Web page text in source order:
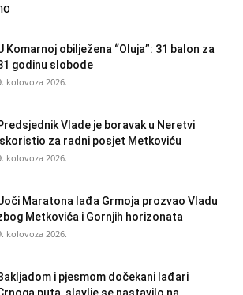
Komarnoj obilježena “Oluja”: 31 balon za
godinu slobode
kolovoza 2026.
Vlade je boravak u Neretvi
za radni posjet Metkoviću
kolovoza 2026.
Maratona lađa Grmoja prozvao Vladu
Metkovića i Gornjih horizonata
kolovoza 2026.
i pjesmom dočekani lađari